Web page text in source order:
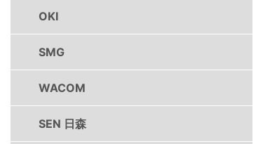
OKI
SMG
WACOM
SEN 日森